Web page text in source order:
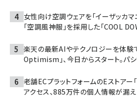
女性向け空調ウェアを「イーザッカマ
「空調風神服」を採用した「COOL
楽天の最新AIやテクノロジーを体験
Optimism」、今日からスタート。パ
老舗ECプラットフォームのEストアー
アクセス、885万件の個人情報が漏